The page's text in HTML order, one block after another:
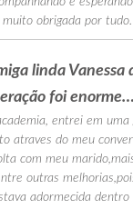
muito obrigada por
linda Vanessa
foi enorme…
entrei em uma
atraves do meu
com meu
outras
adormecida